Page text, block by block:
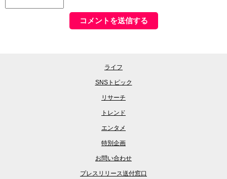
ライフ
SNSトピック
リサーチ
トレンド
エンタメ
特別企画
お問い合わせ
プレスリリース送付窓口